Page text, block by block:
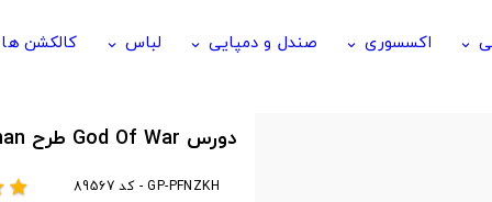
keyboard_arrow_down اکسسوری keyboard_arrow_down صندل و دمپایی keyboard_arrow_down لباس keyboard_arrow_down
کالکشن ها
دورس God Of War طرح The Leviathan
GP-PFNZKH - کد 89567 star